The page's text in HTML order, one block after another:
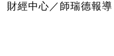
財經中心／師瑞德報導